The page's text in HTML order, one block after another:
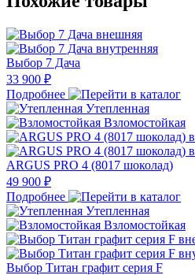
Выбор 7 Дача
33 900 ₽
Подробнее
Утепленная
Взломостойкая
ARGUS PRO 4 (8017 шоколад)
49 900 ₽
Подробнее
Утепленная
Взломостойкая
Выбор Титан графит серия F